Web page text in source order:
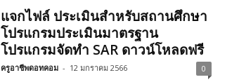
แจกไฟล์ ประเมินสำหรับสถานศึกษา
โปรแกรมประเมินมาตรฐาน
โปรแกรมจัดทำ SAR ดาวน์โหลดฟรี
ครูอาชีพดอทคอม - 12 มกราคม 2566 0